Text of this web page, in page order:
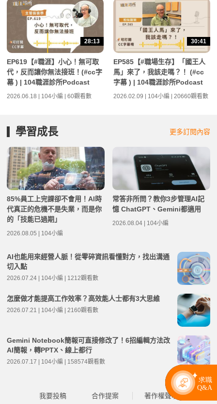
28:13
EP619【#職涯】小心！無可取
代，反而讓你無法接班！(#cc字
幕 ) | 104職涯診所Podcast
2026.06.18 | 104小編 | 60觀看數
30:41
EP585【#職場生存】「國王人
馬」來了，我該走嗎？！ (#cc
字幕 ) | 104職涯診所Podcast
2026.02.09 | 104小編 | 20660觀看數
學習成長 更多訂閱內容
85%員工上完課卻不會用！AI時
代真正的危機不是失業，而是你
的「技能已過期」
2026.08.05 | 104小編
常答非所問？教你3步管理AI記
憶 ChatGPT、Gemini都適用
2026.08.04 | 104小編
AI也能用來經營人脈！從零碎資訊看懂對方，找出溝通
切入點
2026.07.24 | 104小編 | 1212觀看數
怎麼做才能提高工作效率？高效能人士都有3大思維
2026.07.21 | 104小編 | 2160觀看數
Gemini Notebook簡報可直接修改了！6招編輯方法改
AI簡報，轉PPTX、線上都行
2026.07.17 | 104小編 | 158574觀看數
我要投稿 合作提案 著作權聲明